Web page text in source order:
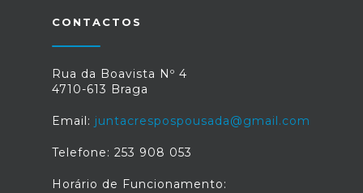
CONTACTOS
Rua da Boavista Nº 4
4710-613 Braga
Email: juntacrespospousada@gmail.com
Telefone: 253 908 053
Horário de Funcionamento: